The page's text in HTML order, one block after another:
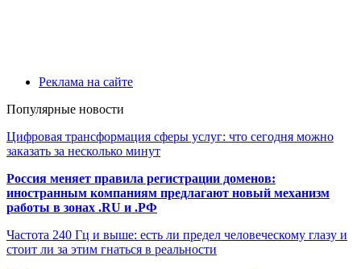
Реклама на сайте
Популярные новости
Цифровая трансформация сферы услуг: что сегодня можно
заказать за несколько минут
Россия меняет правила регистрации доменов:
иностранным компаниям предлагают новый механизм
работы в зонах .RU и .РФ
Частота 240 Гц и выше: есть ли предел человеческому глазу и
стоит ли за этим гнаться в реальности